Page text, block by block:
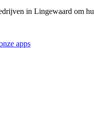
in Lingewaard om
apps